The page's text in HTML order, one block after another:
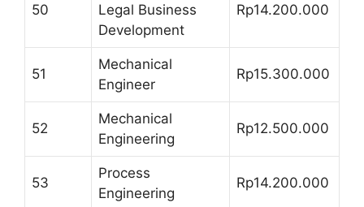
50
Legal Business
Development
Rp14.200.000
51
Mechanical
Engineer
Rp15.300.000
52
Mechanical
Engineering
Rp12.500.000
53
Process
Engineering
Rp14.200.000